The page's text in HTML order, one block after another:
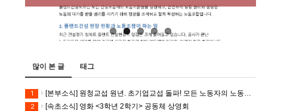
많이 본 글 태그
1 [본부소식] 원청교섭 원년. 초기업교섭 돌파! 모든 노동자의 노동기본권 쟁취! 민주노총 7.15 총파업대회
2 [속초소식] 영화 <3학년 2학기> 공동체 상영회